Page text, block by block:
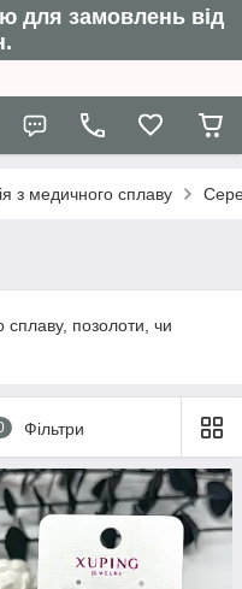
для замовлень від
з медичного сплаву
позолоти, чи
Фільтри